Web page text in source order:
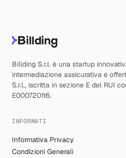
Billding S.r.l. è una startup
intermediazione assicurativa e
S.r.l., iscritta in sezione E del RUI
E000720116.
INFORMATI
Informativa Privacy
Condizioni Generali